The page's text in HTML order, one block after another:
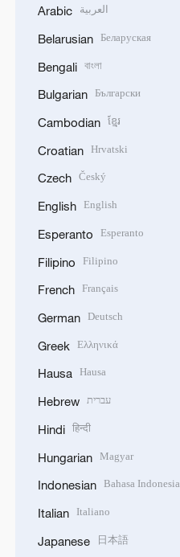
Arabic العربية
Belarusian Беларуская
Bengali বাংলা
Bulgarian Български
Cambodian ខ្មែរ
Croatian Hrvatski
Czech Český
English English
Esperanto Esperanto
Filipino Filipino
French Français
German Deutsch
Greek Ελληνικά
Hausa Hausa
Hebrew עברית
Hindi हिन्दी
Hungarian Magyar
Indonesian Bahasa Indonesia
Italian Italiano
Japanese 日本語